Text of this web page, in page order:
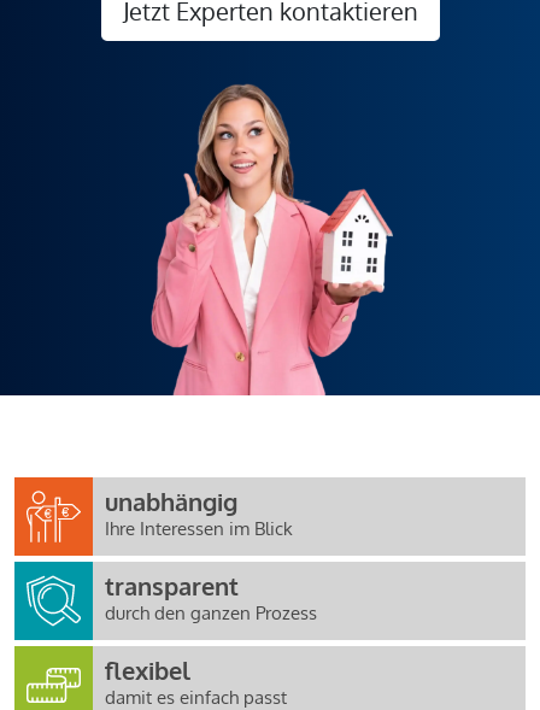
Jetzt Experten kontaktieren
unabhängig
Ihre Interessen im Blick
transparent
durch den ganzen Prozess
flexibel
damit es einfach passt